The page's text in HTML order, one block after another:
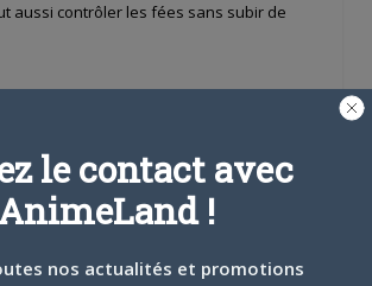
aussi contrôler les fées sans subir de
les corps via les blessures causées par
les détruire de l’intérieur.
dans le rôle de Ulfran Low, un ancien
le contact avec
AnimeLand !
nos actualités et promotions